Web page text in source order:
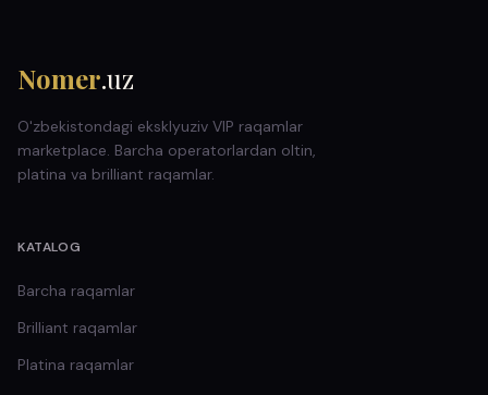
Nomer.uz
O'zbekistondagi eksklyuziv VIP raqamlar
marketplace. Barcha operatorlardan oltin,
platina va brilliant raqamlar.
KATALOG
Barcha raqamlar
Brilliant raqamlar
Platina raqamlar